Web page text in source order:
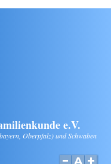
e.V.
Oberpfalz) und Schwaben